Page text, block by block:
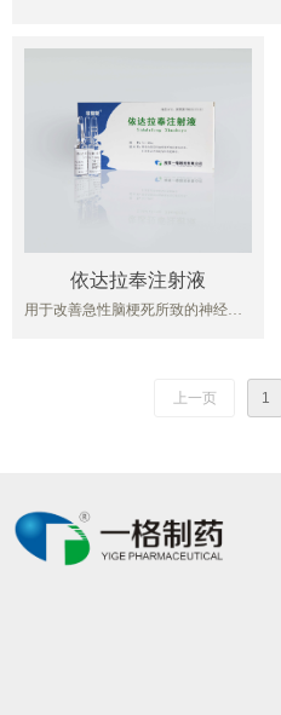
依达拉奉注射液
用于改善急性脑梗死所致的神经症
或者在药师指导下购买和使用。
上一页 1